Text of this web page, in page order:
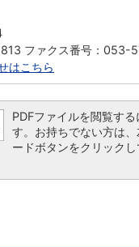
ファクス番号：053-
はこちら
PDFファイルを閲覧す
す。お持ちでない方は
ードボタンをクリック